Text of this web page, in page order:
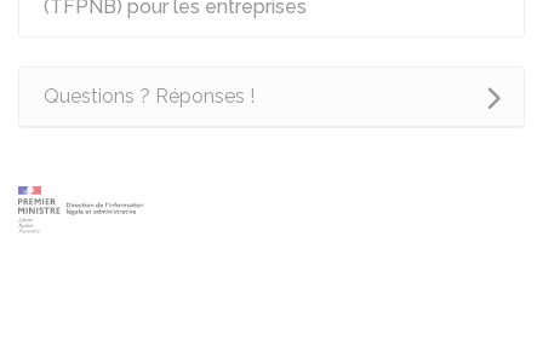
(TFPNB) pour les entreprises
Questions ? Réponses !